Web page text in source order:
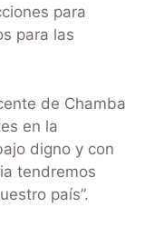
para
para las
de Chamba
en la
digno y con
tendremos
país”.